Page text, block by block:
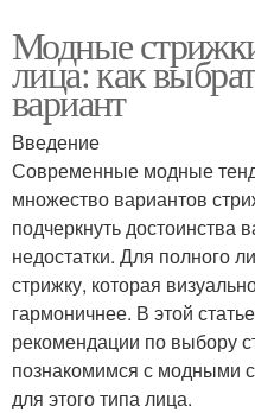
Модные
лица: как
вариант
Введение
Современные модные
множество вариантов
подчеркнуть достоинства
недостатки. Для полного
стрижку, которая
гармоничнее. В этой
рекомендации по выбору
познакомимся с модными
для этого типа лица.